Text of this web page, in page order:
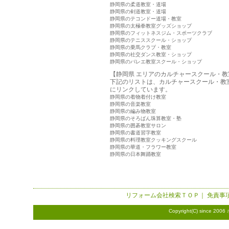
静岡県の柔道教室・道場
静岡県の剣道教室・道場
静岡県のテコンドー道場・教室
静岡県の太極拳教室グッズショップ
静岡県のフィットネスジム・スポーツクラブ
静岡県のテニススクール・ショップ
静岡県の乗馬クラブ・教室
静岡県の社交ダンス教室・ショップ
静岡県のバレエ教室スクール・ショップ
【静岡県 エリアのカルチャースクール・
下記のリストは、カルチャースクール・
にリンクしています。
静岡県の着物着付け教室
静岡県の音楽教室
静岡県の編み物教室
静岡県のそろばん珠算教室・塾
静岡県の囲碁教室サロン
静岡県の書道習字教室
静岡県の料理教室クッキングスクール
静岡県の華道・フラワー教室
静岡県の日本舞踊教室
リフォーム会社検索ＴＯＰ｜ 免責事
Copyright(C) since 2006